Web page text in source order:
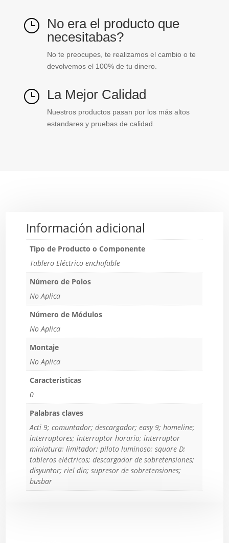
} No era el producto que
necesitabas?
No te preocupes, te realizamos el cambio o te
devolvemos el 100% de tu dinero.
} La Mejor Calidad
Nuestros productos pasan por los más altos
estandares y pruebas de calidad.
Información adicional
Tipo de Producto o Componente
Tablero Eléctrico enchufable
Número de Polos
No Aplica
Número de Módulos
No Aplica
Montaje
No Aplica
Caracteristicas
0
Palabras claves
Acti 9; comuntador; descargador; easy 9; homeline;
interruptores; interruptor horario; interruptor
miniatura; limitador; piloto luminoso; square D;
tableros eléctricos; descargador de sobretensiones;
disyuntor; riel din; supresor de sobretensiones;
busbar